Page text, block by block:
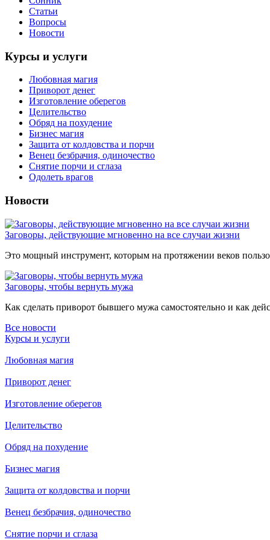
Статьи
Вопросы
Новости
Курсы и услуги
Любовная магия
Приворот денег
Изготовление оберегов
Целительство
Обряд на похудение
Бизнес магия
Защита от колдовства и порчи
Венец безбрачия, одиночество
Снятие порчи и сглаза
Одолеть врагов
Новости
Заговоры, действующие мгновенно на все случаи жизни
Это мощный инструмент, которым на протяжении веков
Заговоры, чтобы вернуть мужа
Как сделать приворот бывшего мужа самостоятельно и как
Все новости
Курсы и услуги
Любовная магия
Приворот денег
Изготовление оберегов
Целительство
Обряд на похудение
Бизнес магия
Защита от колдовства и порчи
Венец безбрачия, одиночество
Снятие порчи и сглаза